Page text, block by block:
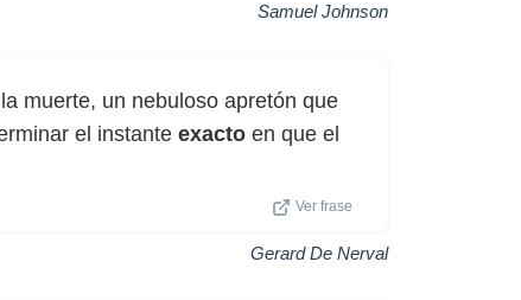
Samuel Johnson
muerte, un nebuloso apretón que
el instante exacto en que el
Ver frase
Gerard De Nerval